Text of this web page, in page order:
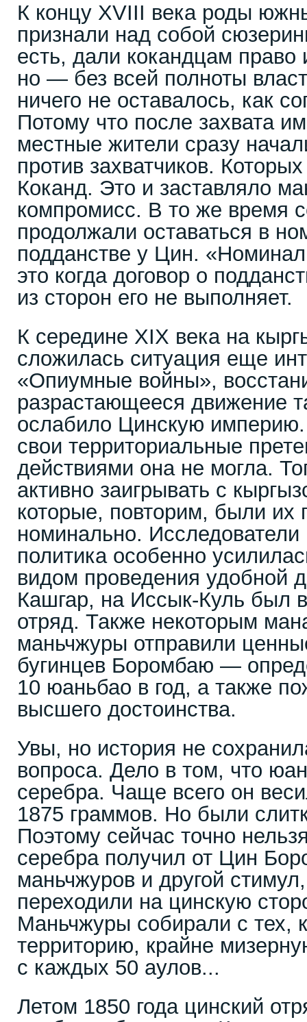
К концу XVIII века роды
признали над собой
есть, дали кокандцам право
но — без всей полноты
ничего не оставалось, как
Потому что после захвата
местные жители сразу
против захватчиков.
Коканд. Это и заставляло
компромисс. В то же время
продолжали оставаться в
подданстве у Цин.
это когда договор о
из сторон его не выполняет.
К середине XIX века на
сложилась ситуация еще
«Опиумные войны»,
разрастающееся движение
ослабило Цинскую
свои территориальные
действиями она не могла.
активно заигрывать с
которые, повторим, были их
номинально. Исследователи
политика особенно
видом проведения удобной
Кашгар, на Иссык-Куль был
отряд. Также некоторым
маньчжуры отправили
бугинцев Боромбаю —
10 юаньбао в год, а также
высшего достоинства.
Увы, но история не
вопроса. Дело в том, что
серебра. Чаще всего он
1875 граммов. Но были
Поэтому сейчас точно
серебра получил от Цин
маньчжуров и другой
переходили на цинскую
Маньчжуры собирали с тех,
территорию, крайне
с каждых 50 аулов...
Летом 1850 года цинский